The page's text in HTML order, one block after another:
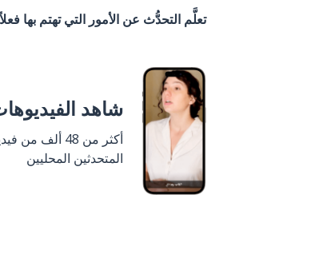
تعلَّم التحدُّث عن الأمور التي تهتم بها فعلاً
شاهد
أكثر من 48 ألف
المتحدثين المحليين